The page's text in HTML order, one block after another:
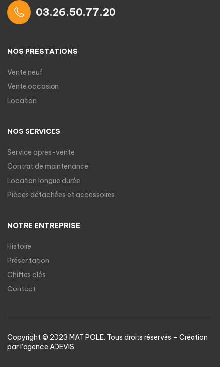
03.26.50.77.20
NOS PRESTATIONS
Vente neuf
Vente occasion
Location
NOS SERVICES
Service après-vente
Contrat de maintenance
Location longue durée
Pièces détachées et accessoires
NOTRE ENTREPRISE
Histoire
Présentation
Chiffes clés
Contact
Copyright © 2023 MAT POLE. Tous droits réservés – Création
par l’agence ADEVIS